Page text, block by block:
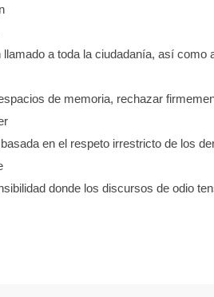
a toda la ciudadanía, así como
de memoria, rechazar
en el respeto irrestricto de los
donde los discursos de odio